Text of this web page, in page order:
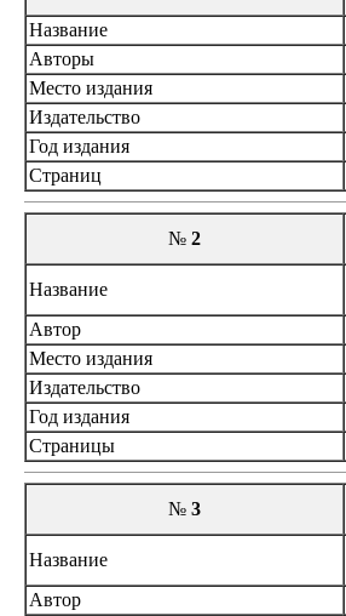
Название
Авторы
Место издания
Издательство
Год издания
Страниц
№ 2
Название
Автор
Место издания
Издательство
Год издания
Страницы
№ 3
Название
Автор